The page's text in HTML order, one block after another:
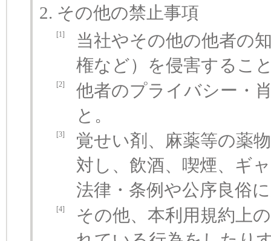
その他の禁止事項
[1]
当社やその他の他者の
権など）を侵害するこ
[2]
他者のプライバシー・
と。
[3]
覚せい剤、麻薬等の薬
対し、飲酒、喫煙、ギ
法律・条例や公序良俗
[4]
その他、本利用規約上